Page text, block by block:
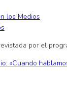
los Medios
por el
«Cuando